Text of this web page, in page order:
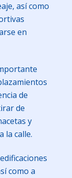
así como
en
de
de
y
la calle.
como a